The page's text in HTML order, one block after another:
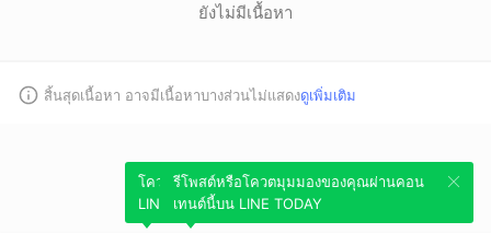
ยังไม่มีเนื้อหา
สิ้นสุดเนื้อหา อาจมีเนื้อหาบางส่วนไม่แสดงดูเพิ่มเติม
โควตมุมมองของคุณผ่านคอนเทนต์นี้บน
LINE TODAY
รีโพสต์หรือโควตมุมมองของคุณผ่านคอน
เทนต์นี้บน LINE TODAY